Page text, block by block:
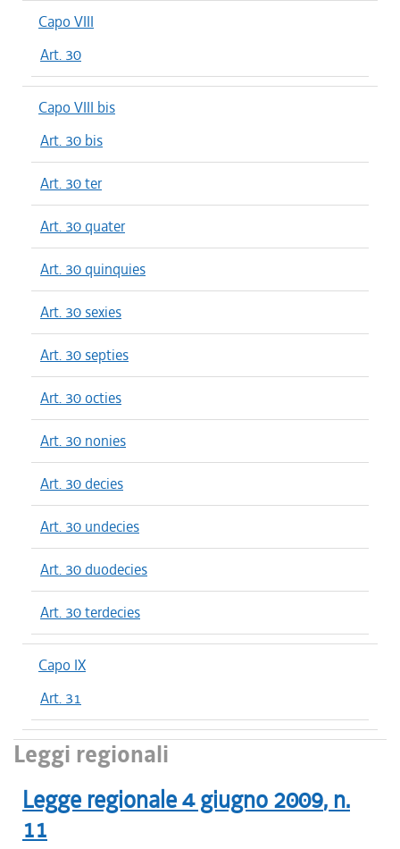
Capo VIII
Art. 30
Capo VIII bis
Art. 30 bis
Art. 30 ter
Art. 30 quater
Art. 30 quinquies
Art. 30 sexies
Art. 30 septies
Art. 30 octies
Art. 30 nonies
Art. 30 decies
Art. 30 undecies
Art. 30 duodecies
Art. 30 terdecies
Capo IX
Art. 31
Leggi regionali
Legge regionale4 giugno 2009, n.
11